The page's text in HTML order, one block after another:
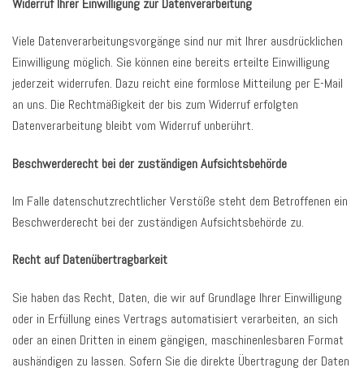
Widerruf Ihrer Einwilligung zur Datenverarbeitung
Viele Datenverarbeitungsvorgänge sind nur mit Ihrer ausdrücklichen
Einwilligung möglich. Sie können eine bereits erteilte Einwilligung
jederzeit widerrufen. Dazu reicht eine formlose Mitteilung per E-Mail
an uns. Die Rechtmäßigkeit der bis zum Widerruf erfolgten
Datenverarbeitung bleibt vom Widerruf unberührt.
Beschwerderecht bei der zuständigen Aufsichtsbehörde
Im Falle datenschutzrechtlicher Verstöße steht dem Betroffenen ein
Beschwerderecht bei der zuständigen Aufsichtsbehörde zu.
Recht auf Datenübertragbarkeit
Sie haben das Recht, Daten, die wir auf Grundlage Ihrer Einwilligung
oder in Erfüllung eines Vertrags automatisiert verarbeiten, an sich
oder an einen Dritten in einem gängigen, maschinenlesbaren Format
aushändigen zu lassen. Sofern Sie die direkte Übertragung der Daten